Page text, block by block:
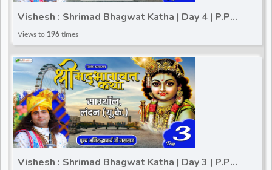
Vishesh : Shrimad Bhagwat Katha | Day 4 | P.P
Aniruddhacharya Ji Maharaj | Southall, London (UK)
Views to 196 times
Vishesh : Shrimad Bhagwat Katha | Day 3 | P.P